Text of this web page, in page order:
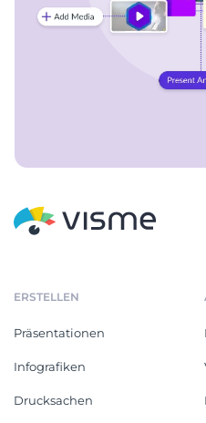
ERSTELLEN
Präsentationen
Infografiken
Drucksachen